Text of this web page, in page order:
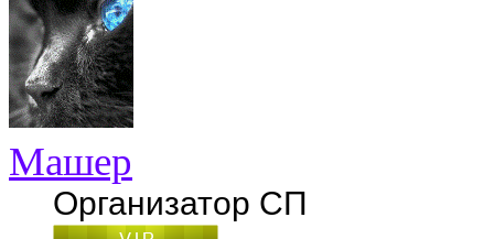
Машер
Организатор СП